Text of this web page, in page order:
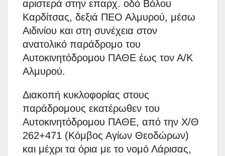
αριστερά στην επαρχ. οδό Βόλου
Καρδίτσας, δεξιά ΠΕΟ Αλμυρού, μέσω
Αιδινίου και στη συνέχεια στον
ανατολικό παράδρομο του
Αυτοκινητόδρομου ΠΑΘΕ έως τον Α/Κ
Αλμυρού.
Διακοπή κυκλοφορίας στους
παράδρομους εκατέρωθεν του
Αυτοκινητόδρομου ΠΑΘΕ, από την Χ/Θ
262+471 (Κόμβος Αγίων Θεοδώρων)
και μέχρι τα όρια με το νομό Λάρισας,